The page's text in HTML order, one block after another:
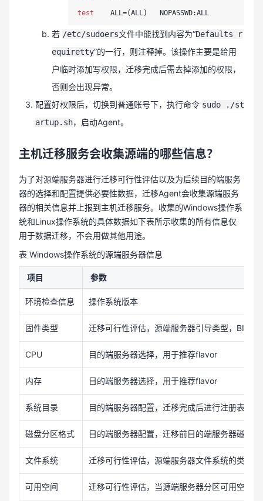
test
若 /etc/sudoers文件中能找到内容为“Defaults r
equiretty”的一行，则注释掉。该操作主要是给用
户临时添加写权限，迁移完成后需去掉添加的权限，
否则会出现异常。
配置好权限后，切换到普通账号下，执行命令 sudo ./st
artup.sh，启动Agent。
主机迁移服务会收集源端的哪些信息？
为了对源端服务器进行迁移可行性评估以及为后续目的端服务
器的选择和配置提供必要性数据，迁移Agent会收集源端服务
器的相关信息并上报到主机迁移服务。收集的Windows操作系
统和Linux操作系统的具体数据如下表所示收集的所有信息仅
用于数据迁移，不会用做其他用途。
表 Windows操作系统的源端服务器信息
项目 参数
环境检查信息 操作系统版本
固件类型 迁移可行性评估，源端服务器引导类型，BIOS
CPU 目的端服务器选择，用于推荐flavor
内存 目的端服务器选择，用于推荐flavor
系统目录 目的端服务器配置，迁移完成后进行注册表修复
磁盘分区格式 目的端服务器配置，迁移前目的端服务器磁盘
文件系统 迁移可行性评估，源端服务器文件系统的类型
可用空间 迁移可行性评估，当源端服务器分区可用空间